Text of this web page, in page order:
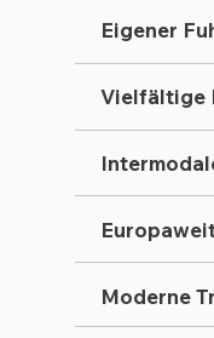
Eigener
Vielfältige
Moderne